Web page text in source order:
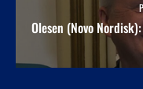
Olesen (Novo